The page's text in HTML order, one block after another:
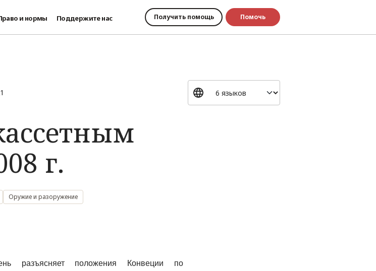
и нормы Поддержите нас Получить помощь Помочь
г.
Оружие и разоружение
разъясняет положения Конвеции по